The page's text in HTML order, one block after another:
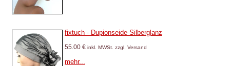
fixtuch - Dupionseide Silberglanz
55.00 € inkl. MWSt. zzgl. Versand
mehr...